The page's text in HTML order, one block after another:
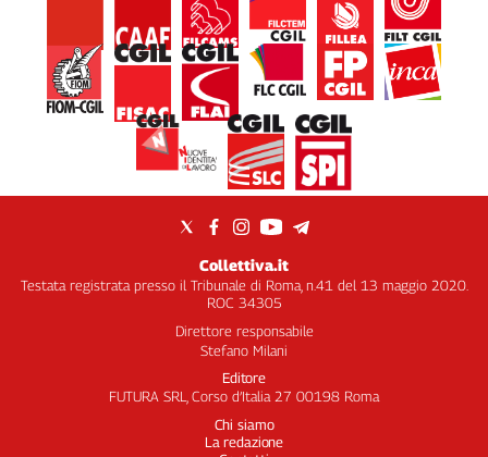
Collettiva.it
Testata registrata presso il Tribunale di Roma, n.41 del 13 maggio 2020.
ROC 34305
Direttore responsabile
Stefano Milani
Editore
FUTURA SRL, Corso d’Italia 27 00198 Roma
Chi siamo
La redazione